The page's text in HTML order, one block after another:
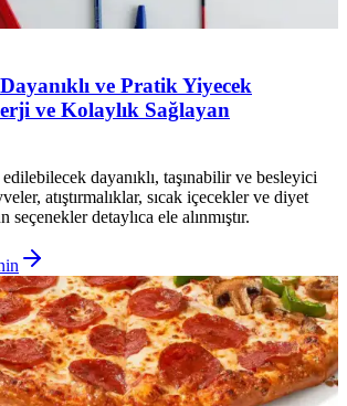
ve Pratik Yiyecek
ve Kolaylık Sağlayan
dayanıklı, taşınabilir ve besleyici
atıştırmalıklar, sıcak içecekler ve diyet
seçenekler detaylıca ele alınmıştır.